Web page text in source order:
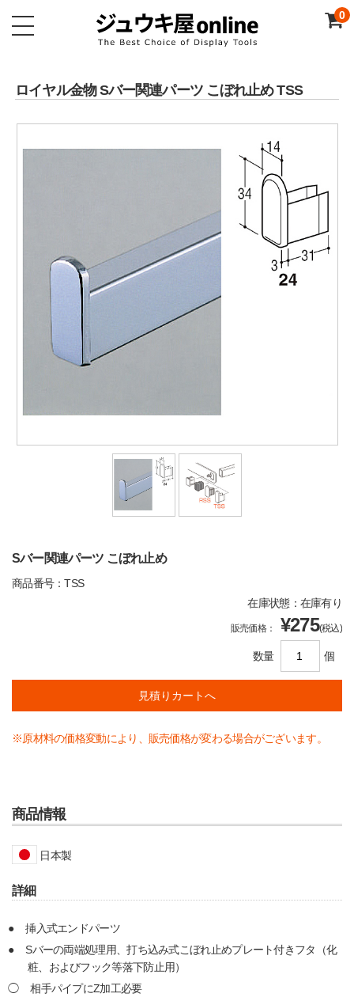
0
ロイヤル金物 Sバー関連パーツ こぼれ止め TSS
Sバー関連パーツ こぼれ止め
商品番号：TSS
在庫状態：在庫有り
販売価格： ¥275(税込)
数量 個
※原材料の価格変動により、販売価格が変わる場合がございます。
商品情報
日本製
詳細
挿入式エンドパーツ
Sバーの両端処理用、打ち込み式こぼれ止めプレート付きフタ（化
粧、およびフック等落下防止用）
相手パイプにZ加工必要